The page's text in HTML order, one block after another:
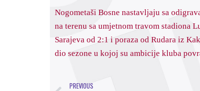
Nogometaši Bosne nastavljaju sa
na terenu sa umjetnom travom stadiona
Sarajeva od 2:1 i poraza od Rudara iz
dio sezone u kojoj su ambicije kluba
PREVIOUS